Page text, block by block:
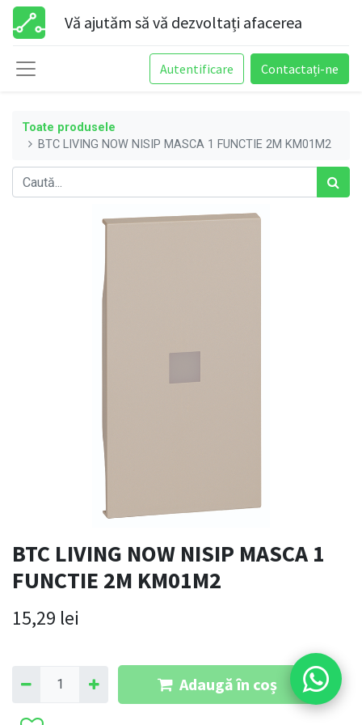
Vă ajutăm să vă dezvoltați afacerea
Autentificare Contactați-ne
Toate produsele
BTC LIVING NOW NISIP MASCA 1 FUNCTIE 2M KM01M2
BTC LIVING NOW NISIP MASCA 1
FUNCTIE 2M KM01M2
15,29 lei
Adaugă în coș